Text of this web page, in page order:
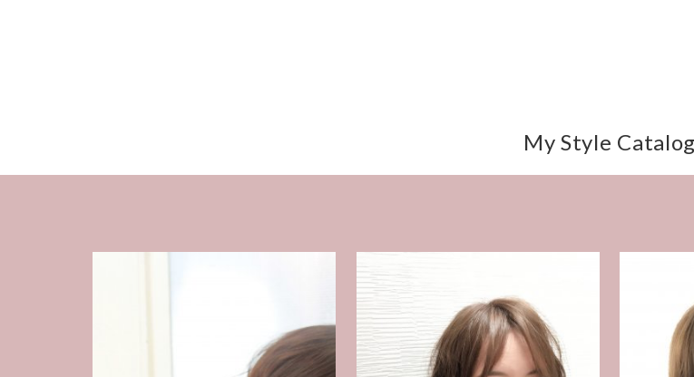
My Style Catalog